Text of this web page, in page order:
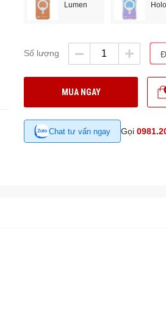
Lumen
Số lượng
MUA NGAY
Chat tư vấn ngay Gọi